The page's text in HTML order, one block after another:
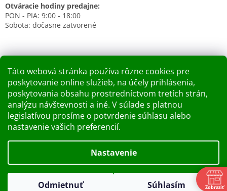
Táto webová stránka používa rôzne cookies pre
poskytovanie online služieb, na účely prihlásenia,
poskytovania obsahu prostredníctvom tretích strán,
analýzu návštevnosti a iné. V súlade s platnou
legislatívou prosíme o potvrdenie súhlasu alebo
nastavenie vašich preferencií.
Nastavenie
Odmietnuť Súhlasím
Dobry deň Chceme Vás informovať, že predajňa bude zatvorená
v piatok 7.8.2026. Ďakujeme za pochopenie S pozdravom
Otváracie hodiny predajne:
PON - PIA: 9:00 - 18:00
Sobota: dočasne zatvorené
Nákupný košík
0KS / 0 €
Copyright 2026Kupelnashop.sk. Všetky práva vyhradené.
Upraviť nastavenie cookies
Zobraziť